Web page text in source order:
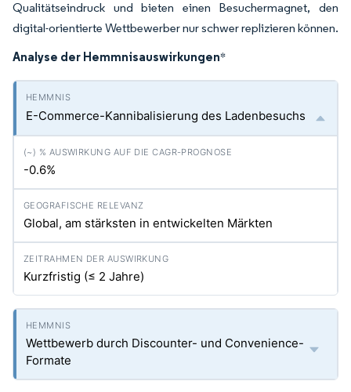
Qualitätseindruck und bieten einen Besuchermagnet, den
digital-orientierte Wettbewerber nur schwer replizieren können.
Analyse der Hemmnisauswirkungen*
E-Commerce-Kannibalisierung des Ladenbesuchs
-0.6%
Global, am stärksten in entwickelten Märkten
Kurzfristig (≤ 2 Jahre)
Wettbewerb durch Discounter- und Convenience-
Formate